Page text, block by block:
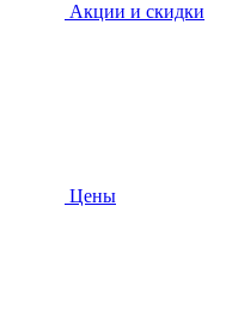
Акции и скидки
Цены